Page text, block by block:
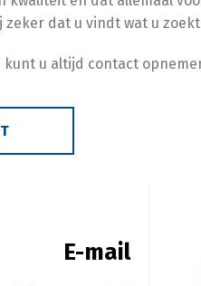
zeker dat u vindt wat u
u altijd contact
E-mail